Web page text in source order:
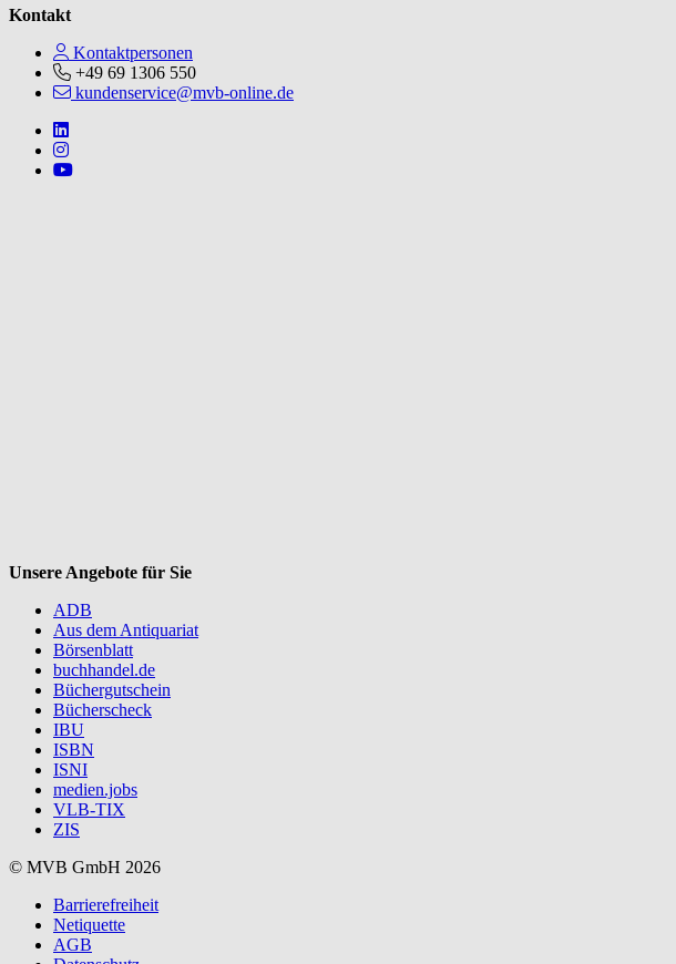
Kontakt
Kontaktpersonen
+49 69 1306 550
kundenservice@mvb-online.de
Follow us on https://www.linkedin.com/company/mvbbooks
Follow us on https://www.instagram.com/lifeatmvb/
Follow us on https://www.youtube.com/@mvbbooks
Unsere Angebote für Sie
ADB
Aus dem Antiquariat
Börsenblatt
buchhandel.de
Büchergutschein
Bücherscheck
IBU
ISBN
ISNI
medien.jobs
VLB-TIX
ZIS
© MVB GmbH 2026
Barrierefreiheit
Netiquette
AGB